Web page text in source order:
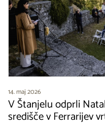
14. maj 2026
V Štanjelu odprli
središče v Ferrarijev